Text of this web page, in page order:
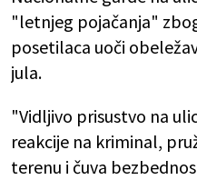
"letnjeg pojačanja"
posetilaca uoči
jula.
"Vidljivo prisustvo na
reakcije na kriminal,
terenu i čuva